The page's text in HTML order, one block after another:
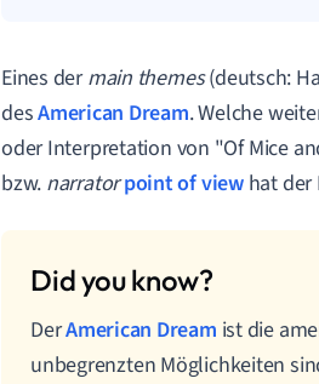
Eines dermain themes(deutsch:
desAmerican Dream. Welche
oder Interpretation von "Of Mice
bzw. narratorpoint of viewhat der
DerAmerican Dream ist die
unbegrenzten Möglichkeiten